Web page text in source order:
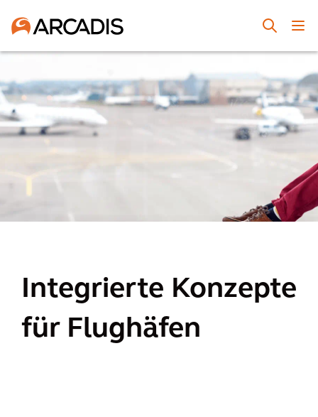
Integrierte Konzepte
für Flughäfen